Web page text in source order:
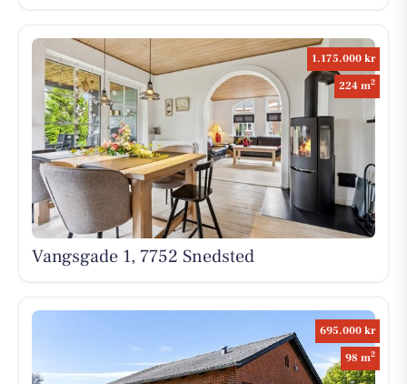
1.175.000 kr
224 m2
Vangsgade 1, 7752 Snedsted
695.000 kr
98 m2